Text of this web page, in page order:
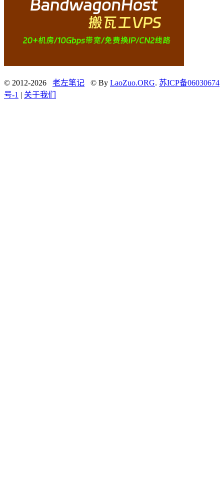
© 2012-2026 老左笔记 © By LaoZuo.ORG. 苏ICP备06030674
号-1 | 关于我们